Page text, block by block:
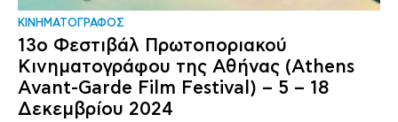
ΚΙΝΗΜΑΤΟΓΡΑΦΟΣ
13ο Φεστιβάλ Πρωτοποριακού
Κινηματογράφου της Αθήνας (Athens
Avant-Garde Film Festival) – 5 – 18
Δεκεμβρίου 2024